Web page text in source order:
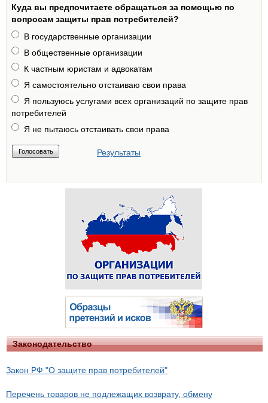
Куда вы предпочитаете обращаться за помощью по
вопросам защиты прав потребителей?
В государственные организации
В общественные организации
К частным юристам и адвокатам
Я самостоятельно отстаиваю свои права
Я пользуюсь услугами всех организаций по защите прав
потребителей
Я не пытаюсь отстаивать свои права
Результаты
Законодательство
Закон РФ "О защите прав потребителей"
Перечень товаров не подлежащих возврату, обмену